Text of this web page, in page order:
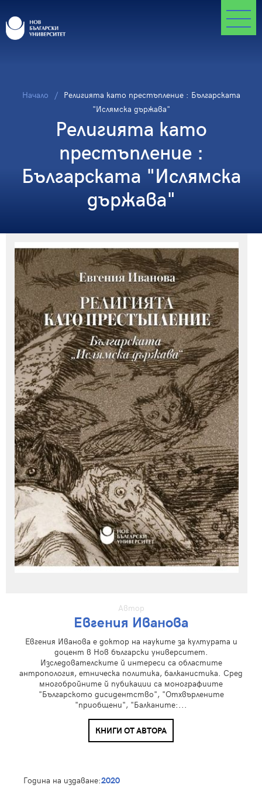
Начало
Религията като престъпление : Българската
"Ислямска държава"
Религията като
престъпление :
Българската "Ислямска
държава"
Автор
Евгения Иванова
Евгения Иванова е доктор на науките за културата и
доцент в Нов български университет.
Изследователските й интереси са областите
антропология, етническа политика, балканистика. Сред
многобройните й пубикации са монографиите
"Българското дисидентство", "Отхвърлените
"приобщени", "Балканите:...
КНИГИ ОТ АВТОРА
Година на издаване:2020